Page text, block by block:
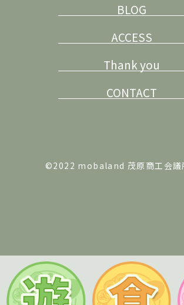
BLOG
ACCESS
Thank you
CONTACT
©2022 mobaland 茂原商工会議